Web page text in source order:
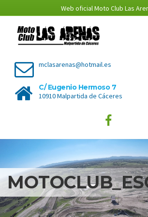
Web oficial Moto Club Las
mclasarenas@hotmail.es
C/ Eugenio Hermoso 7
10910 Malpartida de Cáceres